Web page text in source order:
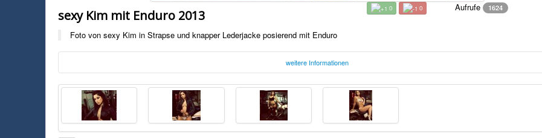
sexy Kim mit Enduro 2013 0 0 Aufrufe 1624
Foto von sexy Kim in Strapse und knapper Lederjacke posierend mit Enduro
weitere Informationen
Foto:Unbekannt
Mittwoch, 14. Dezember 2016
Foto von sexy Kim in Strapse und knapper Lederjacke posierend mit Enduro